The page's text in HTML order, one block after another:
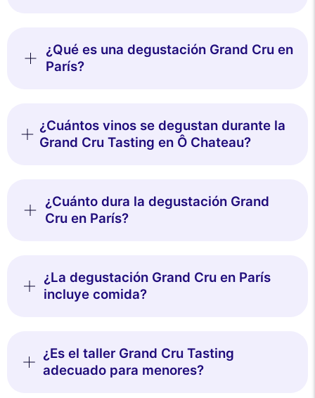
¿Qué es una degustación Grand Cru en
París?
¿Cuántos vinos se degustan durante la
Grand Cru Tasting en Ô Chateau?
¿Cuánto dura la degustación Grand
Cru en París?
¿La degustación Grand Cru en París
incluye comida?
¿Es el taller Grand Cru Tasting
adecuado para menores?